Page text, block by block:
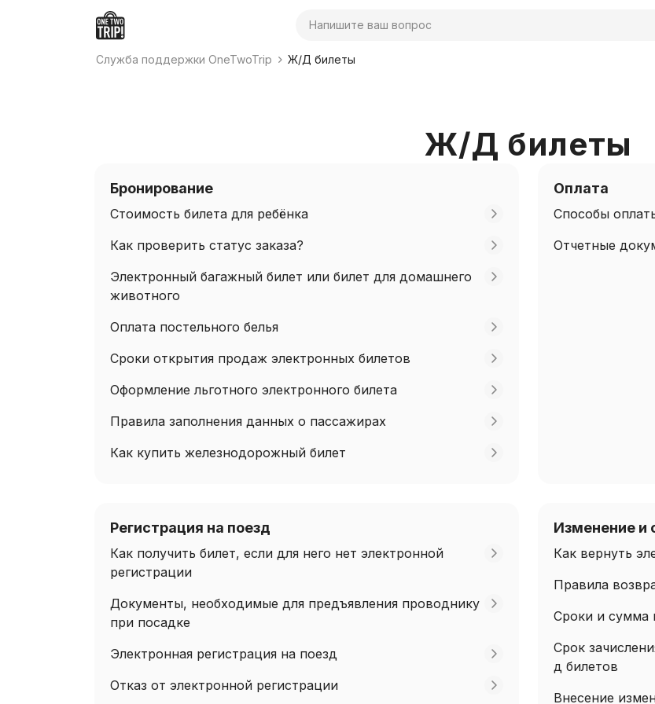
Поиск
Служба поддержки OneTwoTrip Ж/Д билеты
Ж/Д билеты
Бронирование
Стоимость билета для ребёнка
Как проверить статус заказа?
Электронный багажный билет или билет для домашнего
животного
Оплата постельного белья
Сроки открытия продаж электронных билетов
Оформление льготного электронного билета
Правила заполнения данных о пассажирах
Как купить железнодорожный билет
Оплата
Способы
Отчетные
Регистрация на поезд
Как получить билет, если для него нет электронной
регистрации
Документы, необходимые для предъявления проводнику
при посадке
Электронная регистрация на поезд
Отказ от электронной регистрации
Изменение и
Как вернуть
Правила
Сроки и сумма
Срок
д билетов
Внесение